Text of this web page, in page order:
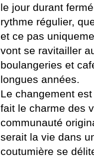
le jour durant
rythme régulier,
et ce pas
vont se ravitailler
boulangeries et
longues années.
Le changement
fait le charme des
communauté
serait la vie dans
coutumière se